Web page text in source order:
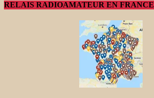
RELAIS RADIOAMATEUR EN FRANCE